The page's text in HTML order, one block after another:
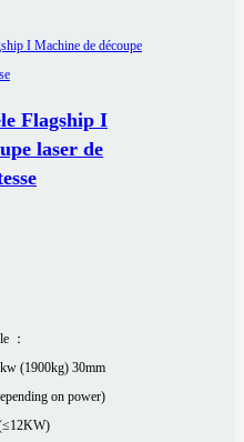
Flagship I
laser de
：
(1900kg) 30mm
on power)